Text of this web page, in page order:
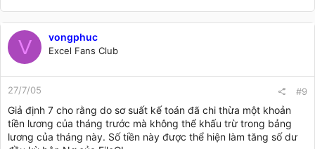
V vongphuc
Excel Fans Club
27/7/05 #9
Giả định 7 cho rằng do sơ suất kế toán đã chi thừa một khoản
tiền lương của tháng trước mà không thể khấu trừ trong bảng
lương của tháng này. Số tiền này được thể hiện làm tăng số dư